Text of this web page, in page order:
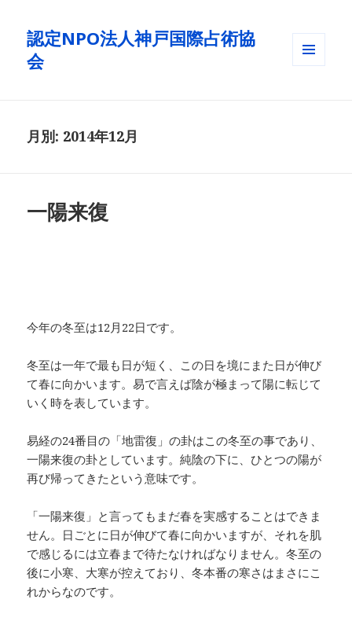
認定NPO法人神戸国際占術協
会
月別: 2014年12月
一陽来復
今年の冬至は12月22日です。
冬至は一年で最も日が短く、この日を境にまた日が伸び
て春に向かいます。易で言えば陰が極まって陽に転じて
いく時を表しています。
易経の24番目の「地雷復」の卦はこの冬至の事であり、
一陽来復の卦としています。純陰の下に、ひとつの陽が
再び帰ってきたという意味です。
「一陽来復」と言ってもまだ春を実感することはできま
せん。日ごとに日が伸びて春に向かいますが、それを肌
で感じるには立春まで待たなければなりません。冬至の
後に小寒、大寒が控えており、冬本番の寒さはまさにこ
れからなのです。